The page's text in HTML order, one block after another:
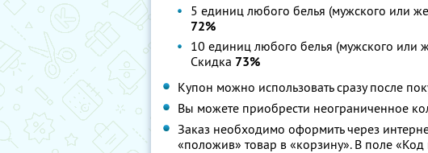
5 единиц любого белья (мужского или
72%
10 единиц любого белья (мужского или
Скидка 73%
Купон можно использовать сразу после
Вы можете приобрести неограниченное
Заказ необходимо оформить через
«положив» товар в «корзину». В поле